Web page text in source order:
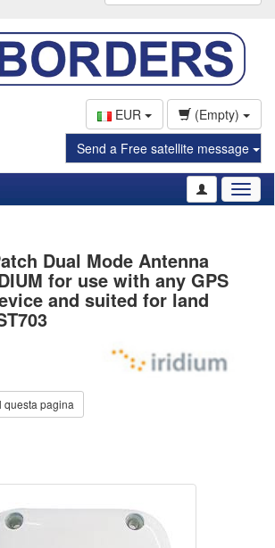
EUR
(Empty)
Send a Free satellite message
Dual Mode Antenna
for use with any GPS
and suited for land
questa pagina